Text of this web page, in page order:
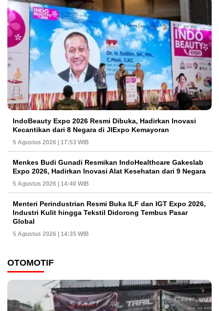
IndoBeauty Expo 2026 Resmi Dibuka, Hadirkan Inovasi
Kecantikan dari 8 Negara di JIExpo Kemayoran
5 Agustus 2026 | 17:53 WIB
Menkes Budi Gunadi Resmikan IndoHealthcare Gakeslab
Expo 2026, Hadirkan Inovasi Alat Kesehatan dari 9 Negara
5 Agustus 2026 | 14:40 WIB
Menteri Perindustrian Resmi Buka ILF dan IGT Expo 2026,
Industri Kulit hingga Tekstil Didorong Tembus Pasar
Global
5 Agustus 2026 | 14:35 WIB
OTOMOTIF